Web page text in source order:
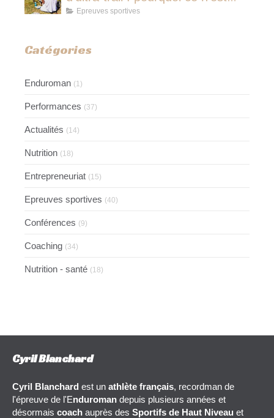
jamais avoir couru pour rien
Epreuves sportives
Catégories
Enduroman (1)
Performances (37)
Actualités (14)
Nutrition (18)
Entrepreneuriat (15)
Epreuves sportives (40)
Conférences (9)
Coaching (34)
Nutrition - santé (18)
Cyril Blanchard
Cyril Blanchard est un athlète français, recordman de
l'épreuve de l'Enduroman depuis plusieurs années et
désormais coach auprès des Sportifs de Haut Niveau et